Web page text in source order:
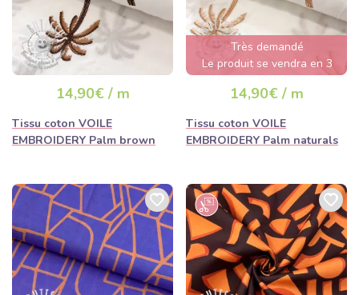
14,90€ / m
Tissu coton VOILE
EMBROIDERY Palm brown
Très demandé
Le produit se vendra en 3
jours
14,90€ / m
Tissu coton VOILE
EMBROIDERY Palm naturals